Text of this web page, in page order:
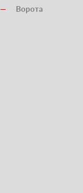
Ворота